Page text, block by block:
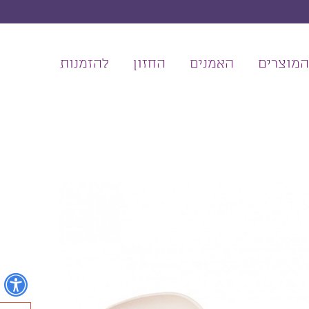
המוצרים האמנים החזון להזמנות